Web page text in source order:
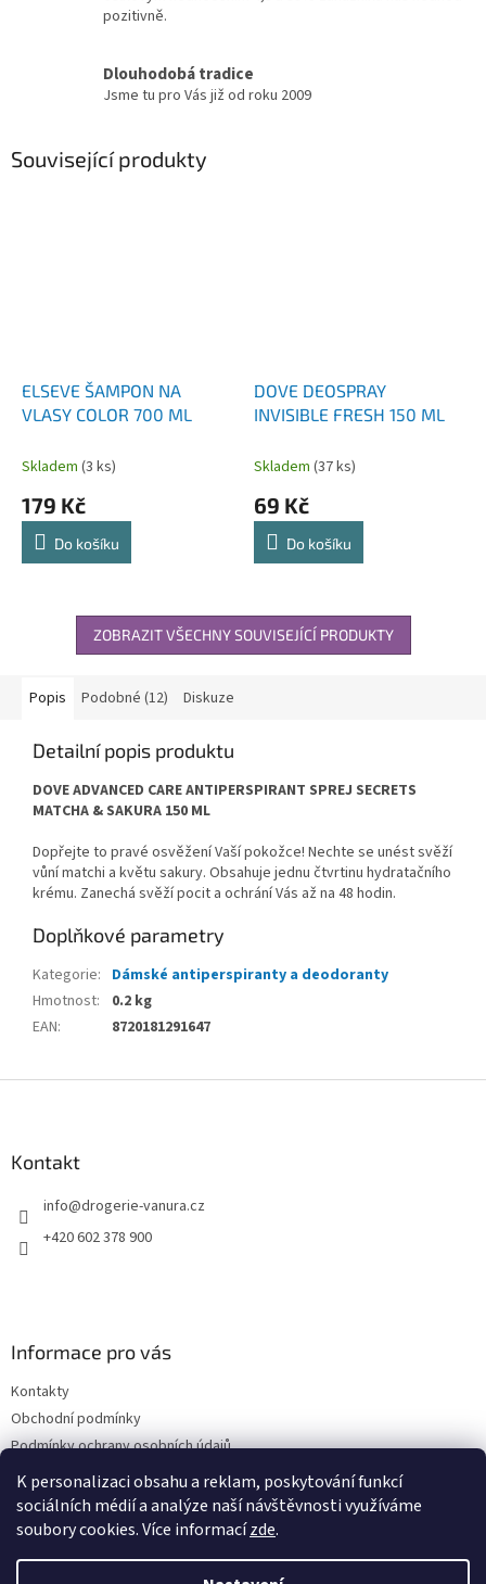
K personalizaci obsahu a reklam, poskytování funkcí
sociálních médií a analýze naší návštěvnosti využíváme
soubory cookies. Více informacízde.
pozitivně.
Dlouhodobá tradice
Jsme tu pro Vás již od roku 2009
Související produkty
ELSEVE ŠAMPON NA
VLASY COLOR 700 ML
Skladem (3 ks)
179 Kč
Do košíku
DOVE DEOSPRAY
INVISIBLE FRESH 150 ML
Skladem (37 ks)
69 Kč
Do košíku
ZOBRAZIT VŠECHNY SOUVISEJÍCÍ PRODUKTY
Popis Podobné (12) Diskuze
Detailní popis produktu
DOVE ADVANCED CARE ANTIPERSPIRANT SPREJ SECRETS
MATCHA & SAKURA 150 ML
Dopřejte to pravé osvěžení Vaší pokožce! Nechte se unést svěží
vůní matchi a květu sakury. Obsahuje jednu čtvrtinu hydratačního
krému. Zanechá svěží pocit a ochrání Vás až na 48 hodin.
Doplňkové parametry
Kategorie: Dámské antiperspiranty a deodoranty
Hmotnost:
0.2 kg
EAN: 8720181291647
Kontakt
info@drogerie-vanura.cz
+420 602 378 900
Informace pro vás
Kontakty
Obchodní podmínky
Podmínky ochrany osobních údajů
Dodací a platební podmínky